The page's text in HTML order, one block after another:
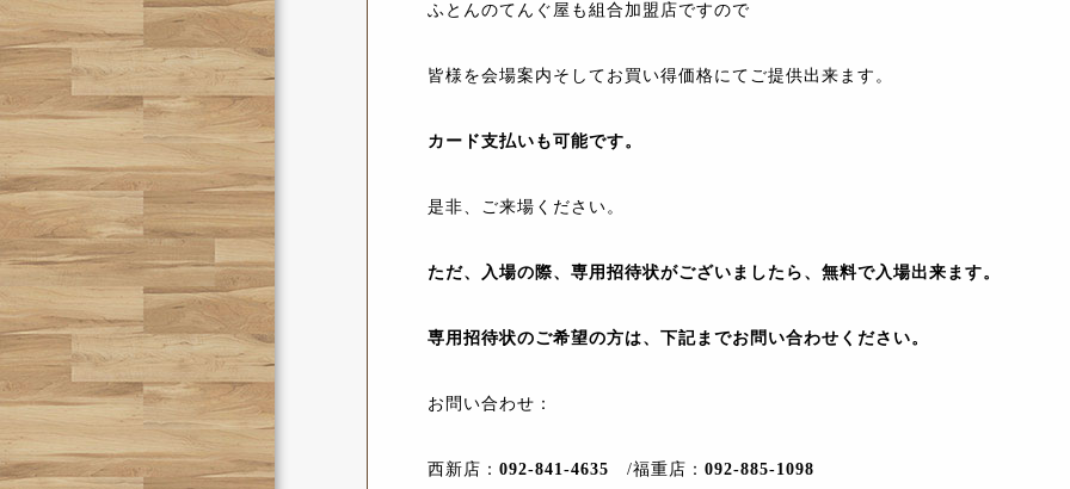
ふとんのてんぐ屋も組合加盟店ですので
皆様を会場案内そしてお買い得価格にてご提供出来ます。
カード支払いも可能です。
是非、ご来場ください。
ただ、入場の際、専用招待状がございましたら、無料で入場出来ます。
専用招待状のご希望の方は、下記までお問い合わせください。
お問い合わせ：
西新店： 092-841-4635 /福重店： 092-885-1098